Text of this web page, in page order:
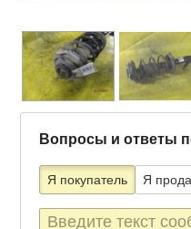
Вопросы и ответы
Я покупатель Я
Текст